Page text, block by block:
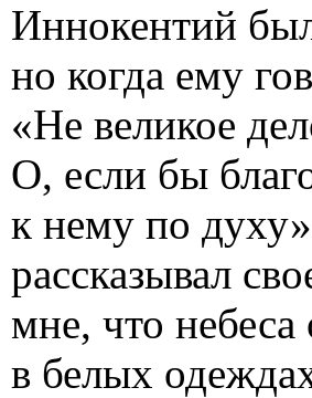
Иннокентий
но когда ему
«Не великое
О, если бы
к нему по
рассказывал
мне, что
в белых